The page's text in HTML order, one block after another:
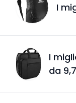
I
I
da